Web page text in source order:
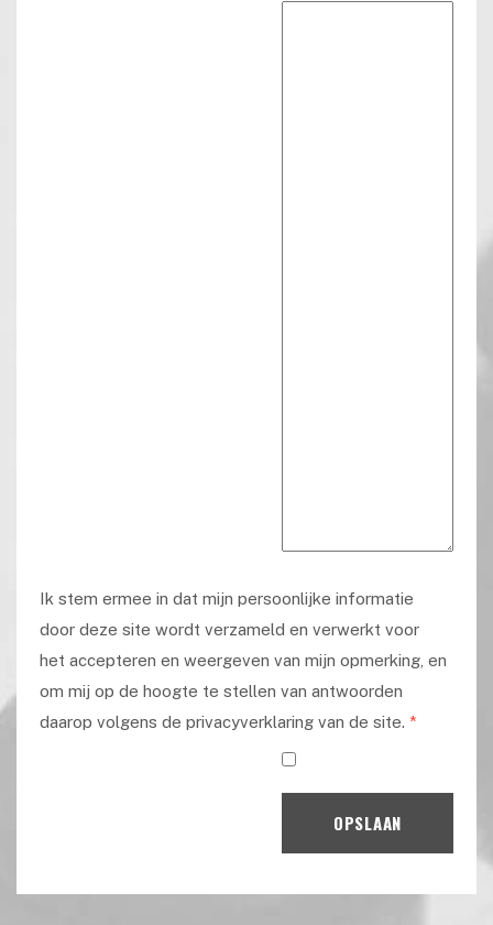
Ik stem ermee in dat mijn persoonlijke informatie
door deze site wordt verzameld en verwerkt voor
het accepteren en weergeven van mijn opmerking, en
om mij op de hoogte te stellen van antwoorden
daarop volgens de privacyverklaring van de site. *
OPSLAAN